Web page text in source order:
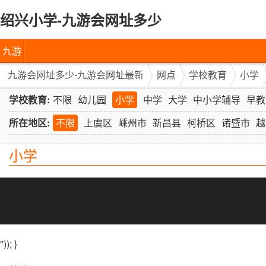
绍兴小学-九游会网址多少
九游
会网
址多
少-九
游会
网址
九游会网址多少-九游会网址最新 网点 学校教育
小学
学校教育: 不限 幼儿园 小学 中学 大学 中小学辅导 早
所在地区: 不限 上虞区 嵊州市 新昌县 柯桥区 诸暨市
小学
")); }